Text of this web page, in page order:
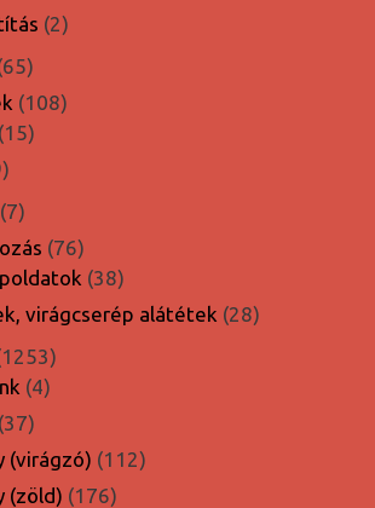
22
6565
termék
108108
1515
39
termék
77
termék
7676
termék
3838
termék
virágcserép alátétek 2828
12531253
termék
44
3737
termék
(virágzó) 112112
(zöld) 176176